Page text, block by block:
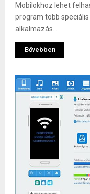
Mobilokhoz lehet
program több
alkalmazás....
Bővebben